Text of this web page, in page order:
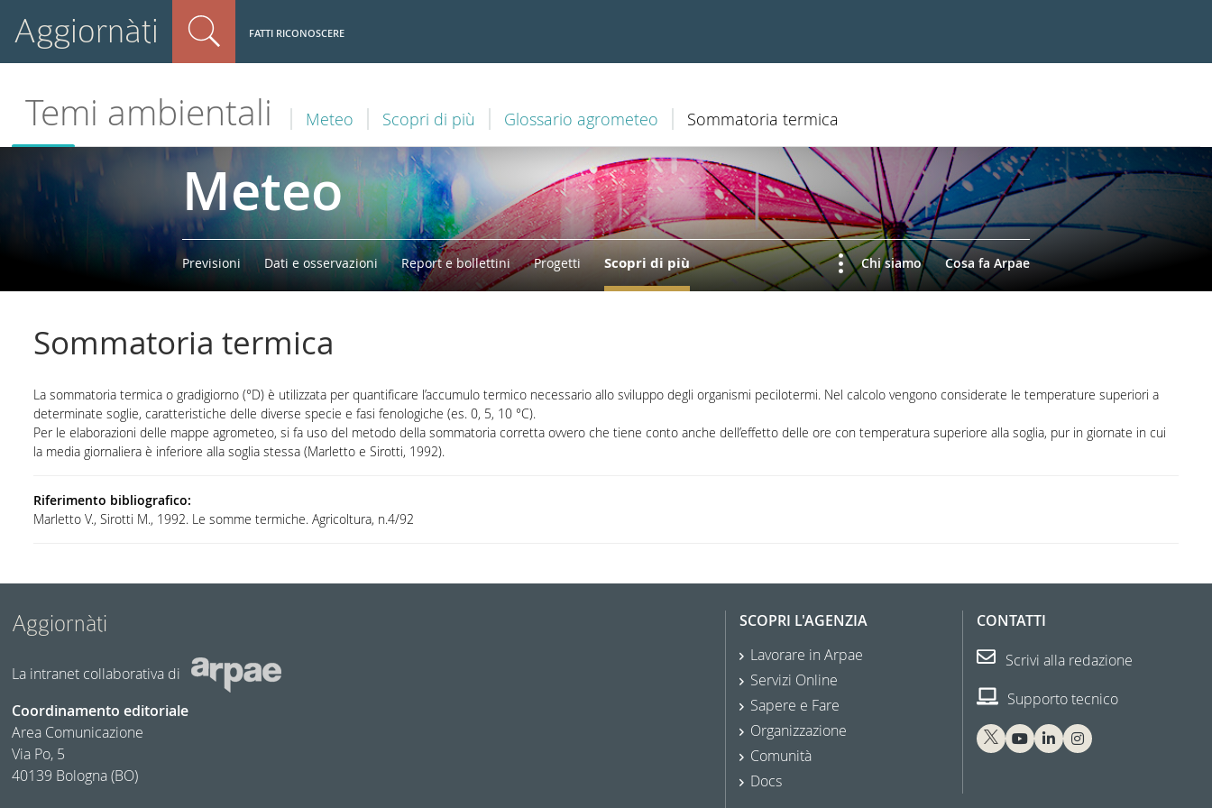
Aggiornàti FATTI RICONOSCERE
Temi ambientali Meteo Scopri di più Glossario agrometeo Sommatoria termica
Meteo
Previsioni Dati e osservazioni Report e bollettini Progetti Scopri di più Chi siamo Cosa fa Arpae
Sommatoria termica
La sommatoria termica o gradigiorno (°D) è utilizzata per quantificare l’accumulo termico necessario allo sviluppo degli organismi pecilotermi. Nel calcolo vengono considerate le temperature superiori a
determinate soglie, caratteristiche delle diverse specie e fasi fenologiche (es. 0, 5, 10 °C).
Per le elaborazioni delle mappe agrometeo, si fa uso del metodo della sommatoria corretta ovvero che tiene conto anche dell’effetto delle ore con temperatura superiore alla soglia, pur in giornate in cui
la media giornaliera è inferiore alla soglia stessa (Marletto e Sirotti, 1992).
Riferimento bibliografico:
Marletto V., Sirotti M., 1992. Le somme termiche. Agricoltura, n.4/92
Aggiornàti
La intranet collaborativa di
Coordinamento editoriale
Area Comunicazione
Via Po, 5
40139 Bologna (BO)
SCOPRI L'AGENZIA
Lavorare in Arpae
Servizi Online
Sapere e Fare
Organizzazione
Comunità
Docs
CONTATTI
Scrivi alla redazione
Supporto tecnico